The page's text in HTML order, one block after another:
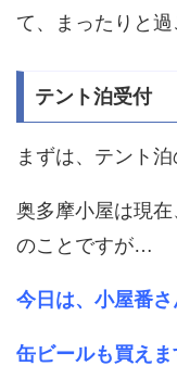
て、まったりと過
テント泊受付
まずは、テント泊
奥多摩小屋は現
のことですが…
今日は、小屋番さ
缶ビールも買えま